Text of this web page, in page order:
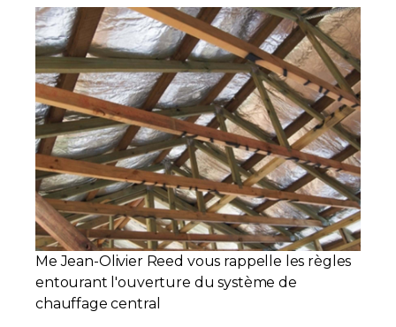
Actualités
Rabais APQ
App APQ
Médias
FAQ
Contact
Me Jean-Olivier Reed vous rappelle les règles
entourant l'ouverture du système de
chauffage central